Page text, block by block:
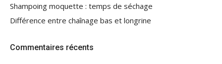
Shampoing moquette : temps de séchage
Différence entre chaînage bas et longrine
Commentaires récents